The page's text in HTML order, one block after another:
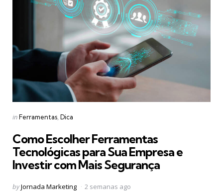
Categories
Posted
inFerramentas Dica
Como Escolher Ferramentas
Tecnológicas para Sua Empresa e
Investir com Mais Segurança
Posted
byJornada Marketing 2 semanas ago